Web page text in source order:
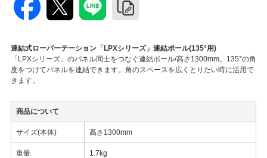
連結式ローパーテーション「LPXシリーズ」連結ポール(135°用)
「LPXシリーズ」のパネル同士をつなぐ連結ポール/高さ1300mm。135°の角
度をつけてパネルを連結できます。角のスペースを広くとりたい時に活用で
きます。
商品について
サイズ(本体) 高さ1300mm
重量 1.7kg